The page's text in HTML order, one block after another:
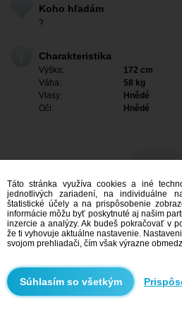
Koho hľadám
?
Charakteristika
Výška:
172 cm
Váha:
58 kg
Vlasy:
Hnědé
Oči:
Hnědé
Mám
Vyhľadávanie
Táto stránka využíva cookies a iné
jednotlivých zariadení, na individuálne
štatistické účely a na prispôsobenie
informácie môžu byť poskytnuté aj našim
inzercie a analýzy. Ak budeš pokračovať v
že ti vyhovuje aktuálne nastavenie.
svojom prehliadači, čím však výrazne